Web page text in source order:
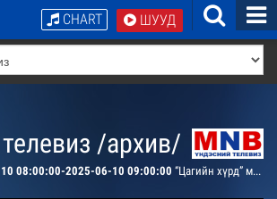
ШУУД
CHART
/архив/
08:00:00-2025-06-10 09:00:00 “Цагийн хүрд” мэдээллийн хөтөлбөр /давталт/